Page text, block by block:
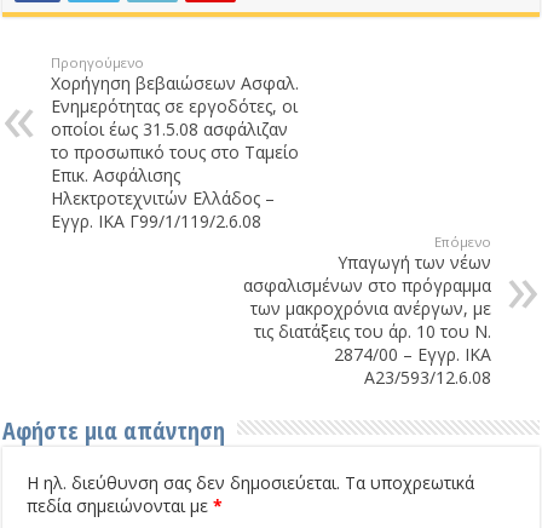
Προηγούμενο
Χορήγηση βεβαιώσεων Ασφαλ.
Ενημερότητας σε εργοδότες, οι
οποίοι έως 31.5.08 ασφάλιζαν
το προσωπικό τους στο Ταμείο
Επικ. Ασφάλισης
Ηλεκτροτεχνιτών Ελλάδος –
Εγγρ. ΙΚΑ Γ99/1/119/2.6.08
Επόμενο
Υπαγωγή των νέων
ασφαλισμένων στο πρόγραμμα
των μακροχρόνια ανέργων, με
τις διατάξεις του άρ. 10 του Ν.
2874/00 – Εγγρ. ΙΚΑ
Α23/593/12.6.08
Αφήστε μια απάντηση
Η ηλ. διεύθυνση σας δεν δημοσιεύεται. Τα υποχρεωτικά
πεδία σημειώνονται με*